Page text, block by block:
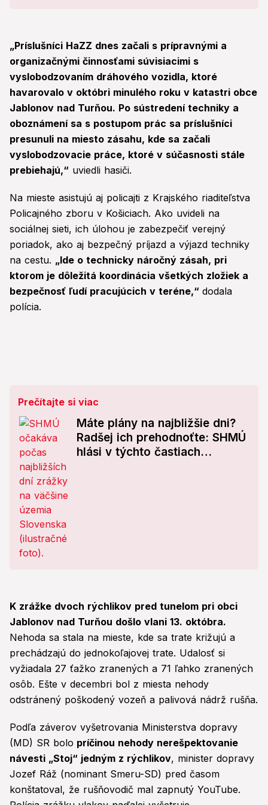
„Príslušníci HaZZ dnes začali s prípravnými a
organizačnými činnosťami súvisiacimi s
vyslobodzovaním dráhového vozidla, ktoré
havarovalo v októbri minulého roku v katastri obce
Jablonov nad Turňou. Po sústredení techniky a
oboznámení sa s postupom prác sa príslušníci
presunuli na miesto zásahu, kde sa začali
vyslobodzovacie práce, ktoré v súčasnosti stále
prebiehajú,“ uviedli hasiči.
Na mieste asistujú aj policajti z Krajského riaditeľstva
Policajného zboru v Košiciach. Ako uvideli na
sociálnej sieti, ich úlohou je zabezpečiť verejný
poriadok, ako aj bezpečný príjazd a výjazd techniky
na cestu. „Ide o technicky náročný zásah, pri
ktorom je dôležitá koordinácia všetkých zložiek a
bezpečnosť ľudí pracujúcich v teréne,“ dodala
polícia.
Prečítajte si viac
Máte plány na najbližšie dni?
Radšej ich prehodnoťte: SHMÚ
hlási v týchto častiach
K zrážke dvoch rýchlikov pred tunelom pri obci
Jablonov nad Turňou došlo vlani 13. októbra.
Nehoda sa stala na mieste, kde sa trate križujú a
prechádzajú do jednokoľajovej trate. Udalosť si
vyžiadala 27 ťažko zranených a 71 ľahko zranených
osôb. Ešte v decembri bol z miesta nehody
odstránený poškodený vozeň a palivová nádrž rušňa.
Podľa záverov vyšetrovania Ministerstva dopravy
(MD) SR bolo príčinou nehody nerešpektovanie
návesti „Stoj“ jedným z rýchlikov, minister dopravy
Jozef Ráž (nominant Smeru-SD) pred časom
konštatoval, že rušňovodič mal zapnutý YouTube.